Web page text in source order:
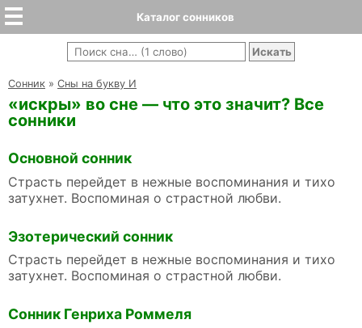
Каталог сонников
Cонник » Сны на букву И
«искры» во сне — что это значит? Все
сонники
Основной сонник
Страсть перейдет в нежные воспоминания и тихо
затухнет. Воспоминая о страстной любви.
Эзотерический сонник
Страсть перейдет в нежные воспоминания и тихо
затухнет. Воспоминая о страстной любви.
Сонник Генриха Роммеля